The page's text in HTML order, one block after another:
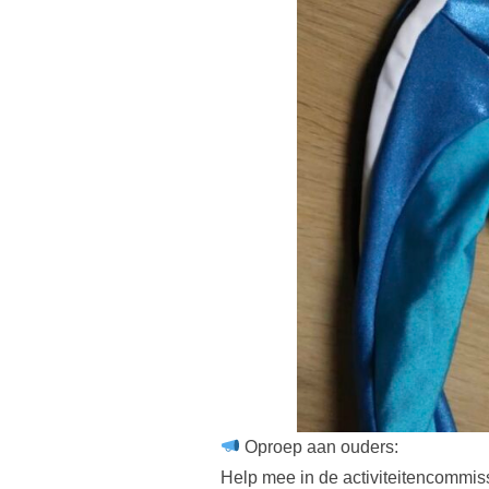
Oproep aan ouders:
Help mee in de